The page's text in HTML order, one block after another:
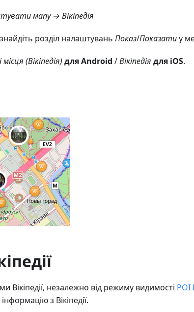
мапу → Вікіпедія
розділ налаштувань Показ/Показатиу
(Вікіпедія) для Android /Вікіпедія для iOS.
Вікіпедії, незалежно від режиму видимості POI
з Вікіпедії.